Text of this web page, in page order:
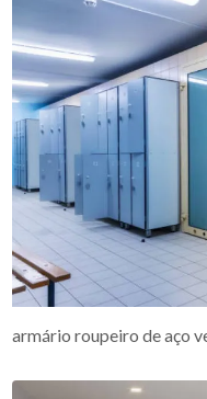
armário roupeiro de aço